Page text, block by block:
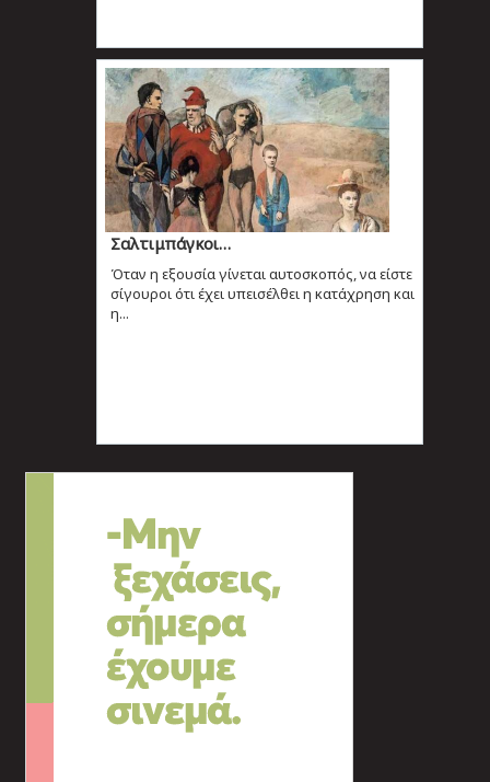
Σαλτιμπάγκοι…
Όταν η εξουσία γίνεται αυτοσκοπός, να είστε
σίγουροι ότι έχει υπεισέλθει η κατάχρηση και
η...